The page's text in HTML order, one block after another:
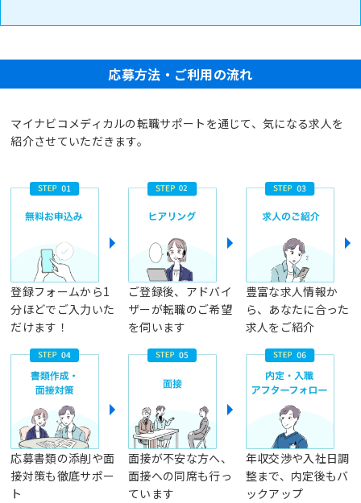
応募方法・ご利用の流れ
マイナビコメディカルの転職サポートを通じて、気になる求人を
紹介させていただきます。
登録フォームから1
分ほどでご入力いた
だけます！
ご登録後、アドバイ
ザーが転職のご希望
を伺います
豊富な求人情報か
ら、あなたに合った
求人をご紹介
応募書類の添削や面
接対策も徹底サポー
ト
面接が不安な方へ、
面接への同席も行っ
ています
年収交渉や入社日調
整まで、内定後もバ
ックアップ